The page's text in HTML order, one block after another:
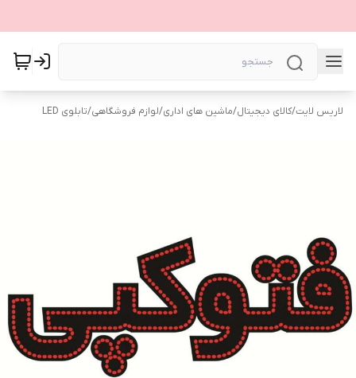
لاریس لایت/کالای دیجیتال/ماشین های اداری/لوازم فروشگاهی/تابلوی LED